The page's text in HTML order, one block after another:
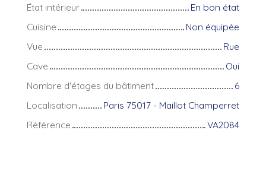
État intérieur
En bon état
Cuisine
Non équipée
Vue
Rue
Cave
Oui
Nombre d'étages du bâtiment
6
Localisation
Paris 75017 - Maillot Champerret
Référence
VA2084